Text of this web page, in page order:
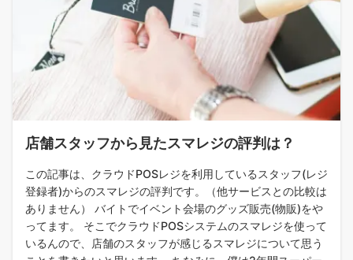
店舗スタッフから見たスマレジの評判は？
この記事は、クラウドPOSレジを利用しているスタッフ(レジ
登録者)からのスマレジの評判です。（他サービスとの比較は
ありません） バイトでイベント会場のグッズ販売(物販)をや
ってます。 そこでクラウドPOSシステムのスマレジを使って
いるんので、店舗のスタッフが感じるスマレジについて思う